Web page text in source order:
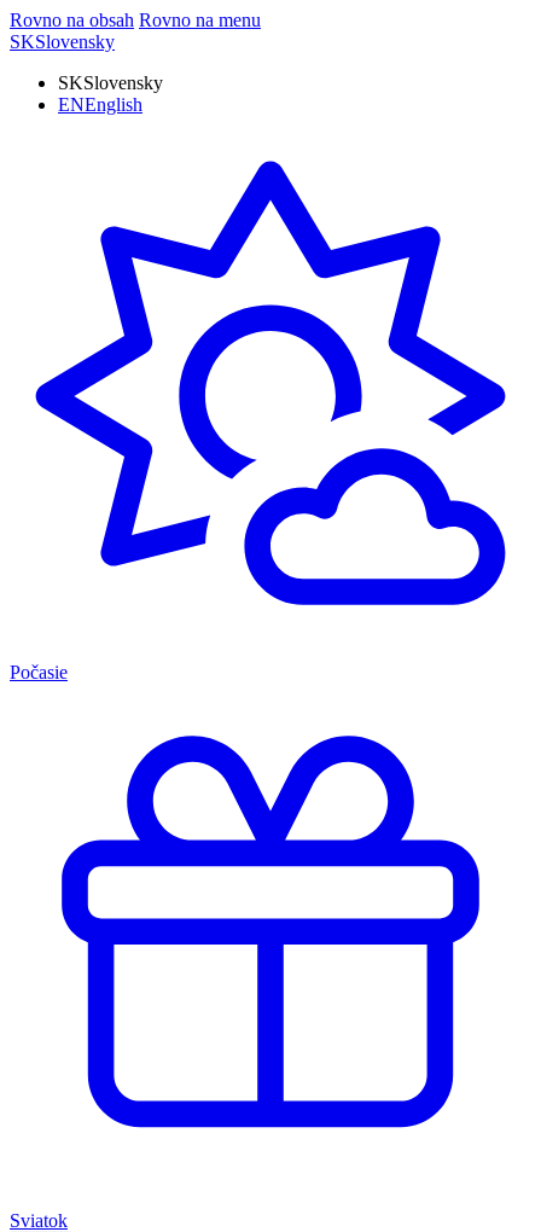
Rovno na obsah Rovno na menu
SKSlovensky
SKSlovensky
ENEnglish
Počasie
Sviatok